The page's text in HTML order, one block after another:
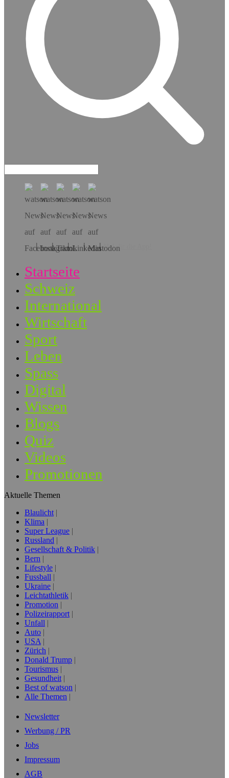
Hol dir die App!
Startseite
Schweiz
International
Wirtschaft
Sport
Leben
Spass
Digital
Wissen
Blogs
Quiz
Videos
Promotionen
Aktuelle Themen
Blaulicht
Klima
Super League
Russland
Gesellschaft & Politik
Bern
Lifestyle
Fussball
Ukraine
Leichtathletik
Promotion
Polizeirapport
Unfall
Auto
USA
Zürich
Donald Trump
Tourismus
Gesundheit
Best of watson
Alle Themen
Newsletter
Werbung / PR
Jobs
Impressum
AGB